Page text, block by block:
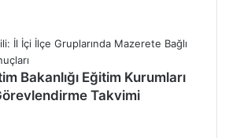
Bakanlığı Eğitim Kurumları
Takvimi